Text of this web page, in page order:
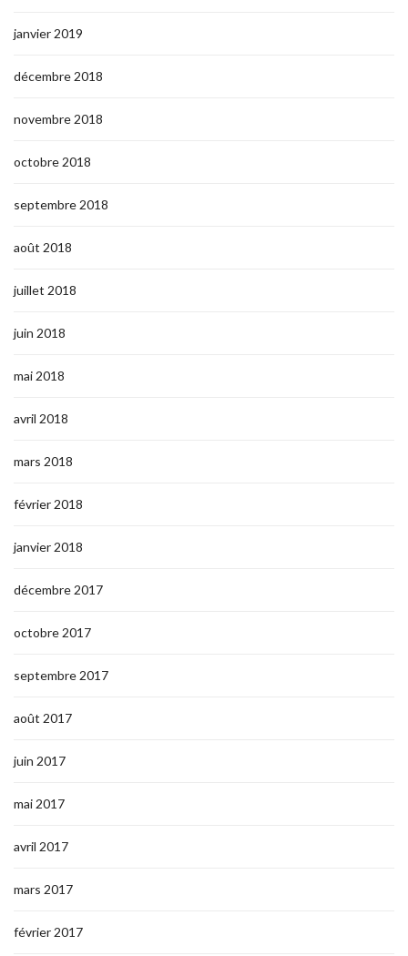
janvier 2019
décembre 2018
novembre 2018
octobre 2018
septembre 2018
août 2018
juillet 2018
juin 2018
mai 2018
avril 2018
mars 2018
février 2018
janvier 2018
décembre 2017
octobre 2017
septembre 2017
août 2017
juin 2017
mai 2017
avril 2017
mars 2017
février 2017